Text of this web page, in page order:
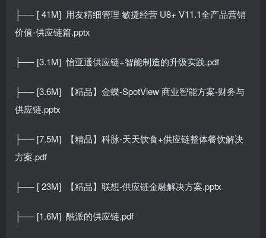
├── [ 41M] 用友精细管理 敏捷经营 U8+ V11.1全产品营销
价值-供应链篇.pptx
├── [3.1M] 怡亚通供应链+智能制造的升级实践.pdf
├── [3.6M]
【精品】金蝶-SpotView 商业智能方案-财务与
供应链.pptx
├── [7.5M]
【精品】科脉-天天饮食+供应链整体餐饮解决
方案.pdf
├── [ 23M] 【精品】联想-供应链金融解决方案.pptx
├── [1.6M] 酷派的供应链.pdf